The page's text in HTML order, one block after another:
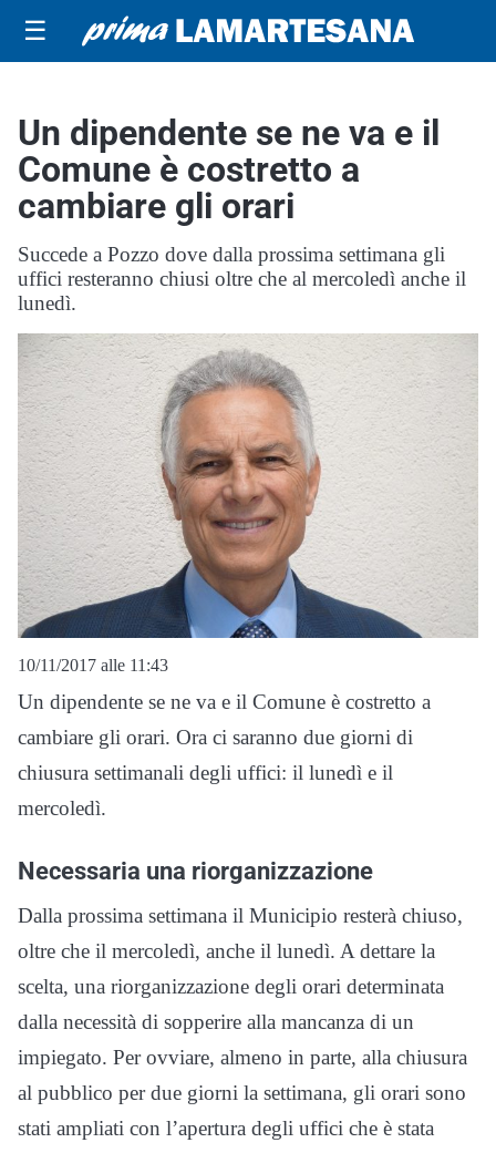
☰
Un dipendente se ne va e il
Comune è costretto a
cambiare gli orari
Succede a Pozzo dove dalla prossima settimana gli
uffici resteranno chiusi oltre che al mercoledì anche il
lunedì.
10/11/2017 alle 11:43
Un dipendente se ne va e il Comune è costretto a
cambiare gli orari. Ora ci saranno due giorni di
chiusura settimanali degli uffici: il lunedì e il
mercoledì.
Necessaria una riorganizzazione
Dalla prossima settimana il Municipio resterà chiuso,
oltre che il mercoledì, anche il lunedì. A dettare la
scelta, una riorganizzazione degli orari determinata
dalla necessità di sopperire alla mancanza di un
impiegato. Per ovviare, almeno in parte, alla chiusura
al pubblico per due giorni la settimana, gli orari sono
stati ampliati con l’apertura degli uffici che è stata